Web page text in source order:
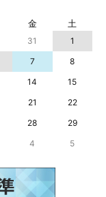
金 土
31
1
7
8
14
15
21
22
28
29
4 5